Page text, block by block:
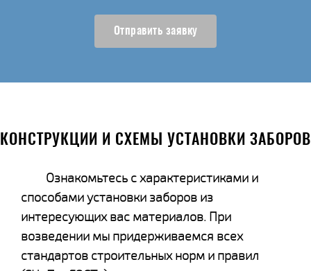
Отправить заявку
КОНСТРУКЦИИ И СХЕМЫ УСТАНОВКИ ЗАБОРОВ
Ознакомьтесь с характеристиками и
способами установки заборов из
интересующих вас материалов. При
возведении мы придерживаемся всех
стандартов строительных норм и правил